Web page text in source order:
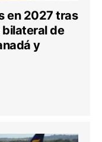
en 2027 tras
bilateral de
y